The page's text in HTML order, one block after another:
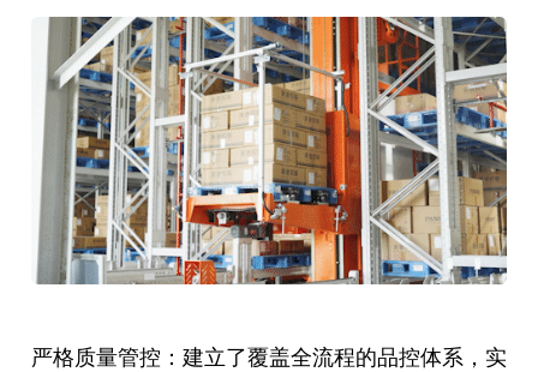
严格质量管控：建立了覆盖全流程的品控体系，实